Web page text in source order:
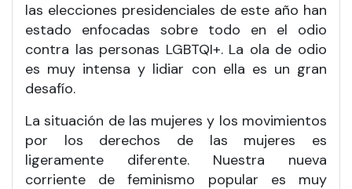
las elecciones presidenciales de este año han
estado enfocadas sobre todo en el odio
contra las personas LGBTQI+. La ola de odio
es muy intensa y lidiar con ella es un gran
desafío.
La situación de las mujeres y los movimientos
por los derechos de las mujeres es
ligeramente diferente. Nuestra nueva
corriente de feminismo popular es muy